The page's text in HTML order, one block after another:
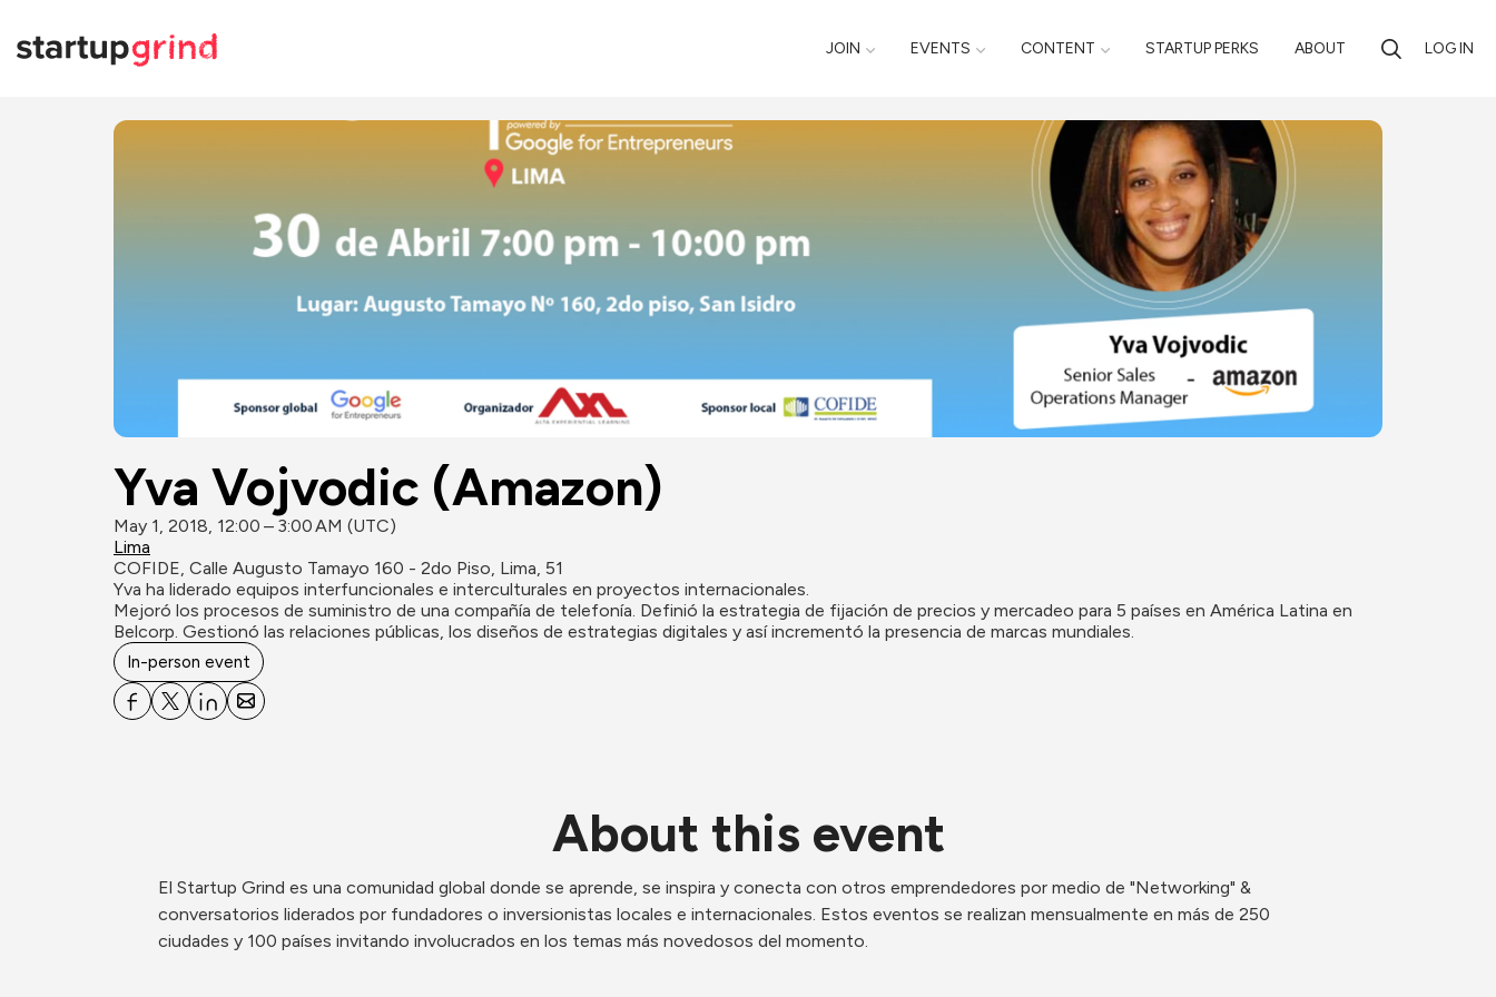
JOIN EVENTS CONTENT STARTUP PERKS ABOUT LOG IN
Yva Vojvodic (Amazon)
May 1, 2018, 12:00 – 3:00 AM (UTC)
Lima
COFIDE, Calle Augusto Tamayo 160 - 2do Piso, Lima, 51
Yva ha liderado equipos interfuncionales e interculturales en proyectos internacionales.
Mejoró los procesos de suministro de una compañía de telefonía. Definió la estrategia de fijación de precios y mercadeo para 5 países en América Latina en
Belcorp. Gestionó las relaciones públicas, los diseños de estrategias digitales y así incrementó la presencia de marcas mundiales.
In-person event
About this event
El Startup Grind es una comunidad global donde se aprende, se inspira y conecta con otros emprendedores por medio de "Networking" &
conversatorios liderados por fundadores o inversionistas locales e internacionales. Estos eventos se realizan mensualmente en más de 250
ciudades y 100 países invitando involucrados en los temas más novedosos del momento.